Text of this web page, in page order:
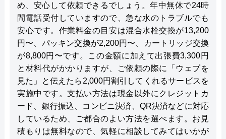
め、安心して依頼できるでしょう。年中無休で24時
間電話受付していますので、急な水のトラブルでも
安心です。作業料金の目安は混合水栓交換が13,200
円〜、パッキン交換が2,200円〜、カートリッジ交換
が8,800円〜です。この金額に加えて出張費3,300円
と材料代がかかりますが、ご依頼の際に「ウェブを
見た」と伝えたら2,000円割引してくれるサービスを
実施中です。支払い方法は現金以外にクレジットカ
ード、銀行振込、コンビニ決済、QR決済などに対応
しているため、ご都合のよい方法を選べます。お見
積もりは無料なので、気軽に相談してみてはいかが